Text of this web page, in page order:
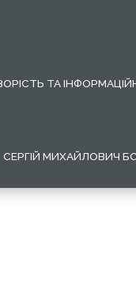
ТА
СЕРГІЙ МИХАЙЛОВИЧ